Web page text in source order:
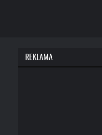
REKLAMA